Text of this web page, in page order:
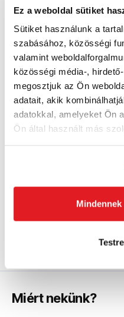
Ez a weboldal sütiket
Sütiket használunk a
szabásához, közösségi
valamint
közösségi média-,
megosztjuk az Ön
adatait, akik
adatokkal, amelyeket Ön
Ön által használt más
Mindennek
MAKITA 838612-7 -
838612-7
1 920 Ft
1 520 Ft ÁFA nélkül
na sklade
Výběr vložek do různých
potřeby.
Miért nekünk?